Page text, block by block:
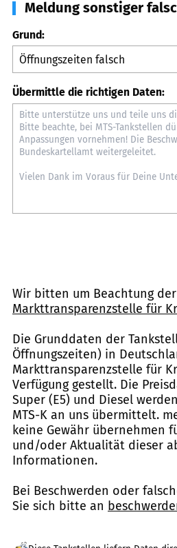
Meldung sonstiger
Grund:
Übermittle die richtigen Daten:
Wir bitten um Beachtung
Markttransparenzstelle für
Die Grunddaten der
Öffnungszeiten) in
Markttransparenzstelle für
Verfügung gestellt. Die
Super (E5) und Diesel
MTS-K an uns übermittelt.
keine Gewähr übernehmen
und/oder Aktualität dieser
Informationen.
Bei Beschwerden oder
Sie sich bitte an